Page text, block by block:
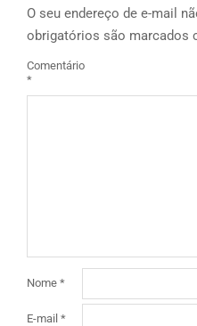
O seu endereço de e-mail
obrigatórios são marcados
Comentário
*
Nome *
E-mail *